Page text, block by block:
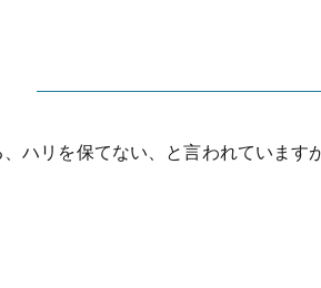
ハリを保てない、と言われていま